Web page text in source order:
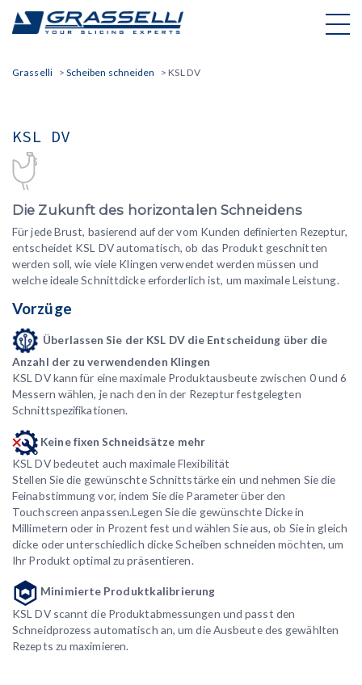
content
Grasselli > Scheiben schneiden >KSL DV
KSL DV
Die Zukunft des horizontalen Schneidens
Für jede Brust, basierend auf der vom Kunden definierten Rezeptur,
entscheidet KSL DV automatisch, ob das Produkt geschnitten
werden soll, wie viele Klingen verwendet werden müssen und
welche ideale Schnittdicke erforderlich ist, um maximale Leistung.
Vorzüge
Überlassen Sie der KSL DV die Entscheidung über die
Anzahl der zu verwendenden Klingen
KSL DV kann für eine maximale Produktausbeute zwischen 0 und 6
Messern wählen, je nach den in der Rezeptur festgelegten
Schnittspezifikationen.
Keine fixen Schneidsätze mehr
KSL DV bedeutet auch maximale Flexibilität
Stellen Sie die gewünschte Schnittstärke ein und nehmen Sie die
Feinabstimmung vor, indem Sie die Parameter über den
Touchscreen anpassen.Legen Sie die gewünschte Dicke in
Millimetern oder in Prozent fest und wählen Sie aus, ob Sie in gleich
dicke oder unterschiedlich dicke Scheiben schneiden möchten, um
Ihr Produkt optimal zu präsentieren.
Minimierte Produktkalibrierung
KSL DV scannt die Produktabmessungen und passt den
Schneidprozess automatisch an, um die Ausbeute des gewählten
Rezepts zu maximieren.